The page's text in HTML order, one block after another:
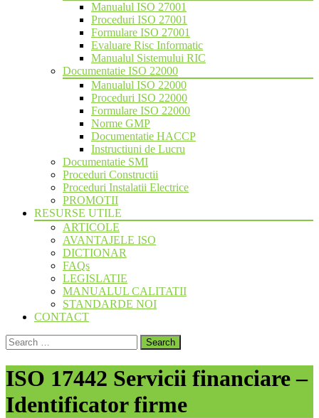
Manualul ISO 27001
Proceduri ISO 27001
Formulare ISO 27001
Evaluare Risc Informatic
Manualul Sistemului RIC
Documentatie ISO 22000
Manualul ISO 22000
Proceduri ISO 22000
Formulare ISO 22000
Norme GMP
Documentatie HACCP
Instructiuni de Lucru
Documentatie SMI
Proceduri Constructii
Proceduri Instalatii Electrice
PROMOTII
RESURSE UTILE
ARTICOLE
AVANTAJELE ISO
DICTIONAR
FAQs
LEGISLATIE
MANUALUL CALITATII
STANDARDE NOI
CONTACT
Search
for:
ISO 17442 Servicii financiare –
Identificator firme